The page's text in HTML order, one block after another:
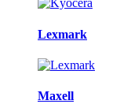
Lexmark
Maxell